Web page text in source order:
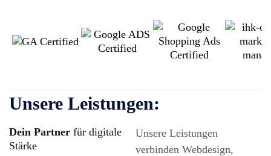
Unsere Leistungen:
Dein Partner für digitale
Stärke
Unsere Leistungen
verbinden Webdesign,